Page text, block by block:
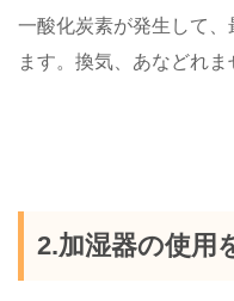
一酸化炭素が発生して、
ます。換気、あなどれま
2.加湿器の使用